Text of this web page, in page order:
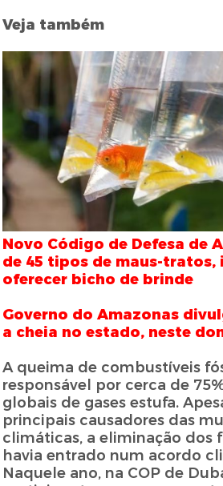
Veja também
Novo Código de Defesa de
de 45 tipos de maus-tratos,
oferecer bicho de brinde
Governo do Amazonas
a cheia no estado, neste
A queima de combustíveis
responsável por cerca de
globais de gases estufa.
principais causadores das
climáticas, a eliminação dos
havia entrado num acordo
Naquele ano, na COP de